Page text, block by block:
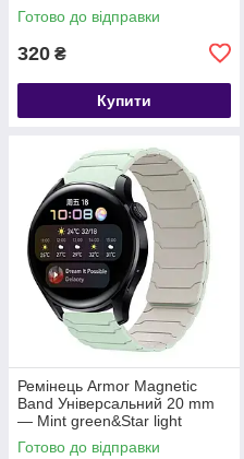
Готово до відправки
320 ₴
Купити
Ремінець Armor Magnetic
Band Універсальний 20 mm
— Mint green&Star light
Готово до відправки